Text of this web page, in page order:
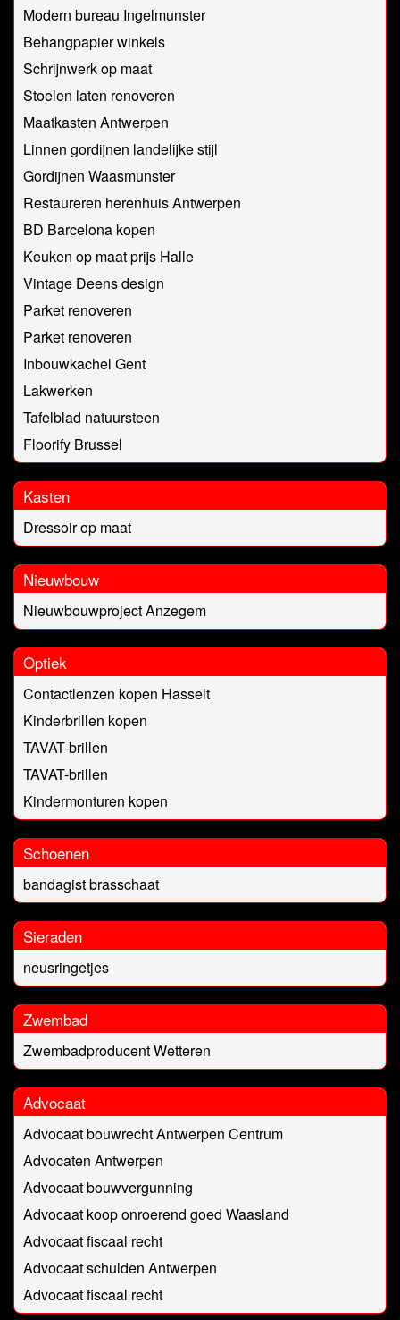
Modern bureau Ingelmunster
Behangpapier winkels
Schrijnwerk op maat
Stoelen laten renoveren
Maatkasten Antwerpen
Linnen gordijnen landelijke stijl
Gordijnen Waasmunster
Restaureren herenhuis Antwerpen
BD Barcelona kopen
Keuken op maat prijs Halle
Vintage Deens design
Parket renoveren
Parket renoveren
Inbouwkachel Gent
Lakwerken
Tafelblad natuursteen
Floorify Brussel
Kasten
Dressoir op maat
Nieuwbouw
Nieuwbouwproject Anzegem
Optiek
Contactlenzen kopen Hasselt
Kinderbrillen kopen
TAVAT-brillen
TAVAT-brillen
Kindermonturen kopen
Schoenen
bandagist brasschaat
Sieraden
neusringetjes
Zwembad
Zwembadproducent Wetteren
Advocaat
Advocaat bouwrecht Antwerpen Centrum
Advocaten Antwerpen
Advocaat bouwvergunning
Advocaat koop onroerend goed Waasland
Advocaat fiscaal recht
Advocaat schulden Antwerpen
Advocaat fiscaal recht